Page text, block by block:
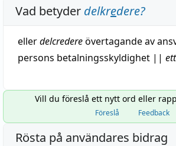
Vad betyder delkredere?
ellerdelcredereövertagandeav
persons betalningsskyldighet ||
Vill du föreslå ett nytt ord eller
Föreslå Feedback
Rösta på användares bidrag